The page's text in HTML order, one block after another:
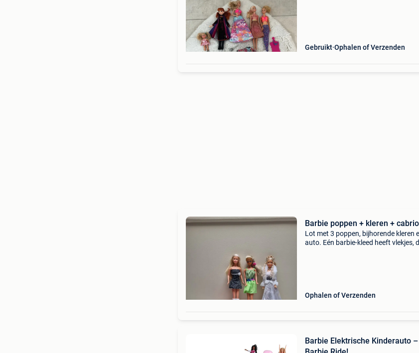
Gebruikt Ophalen of Verzenden
Barbie poppen + kleren + cabrio
Lot met 3 poppen, bijhorende kleren
auto. Eén barbie-kleed heeft vlekjes,
Ophalen of Verzenden
Barbie Elektrische Kinderauto